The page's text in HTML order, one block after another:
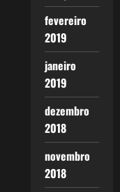
fevereiro
2019
janeiro
2019
dezembro
2018
novembro
2018